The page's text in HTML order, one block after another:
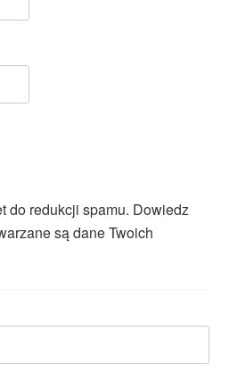
do redukcji spamu. Dowiedz
są dane Twoich